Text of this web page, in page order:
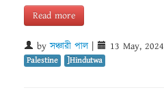
Read more
byসঞ্চারী পাল| 13 May, 2024
Palestine
]Hindutwa